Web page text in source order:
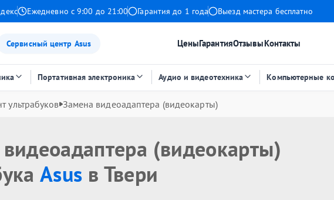
Ежедневно с 9:00 до 21:00 Гарантия до 1 года Выезд мастера бесплатно
Сервисный центр Asus ЦеныГарантияОтзывыКонтакты
Портативная электроника Аудио и видеотехника Компьютерные
ультрабуков Замена видеоадаптера (видеокарты)
(видеокарты)
Asus в Твери